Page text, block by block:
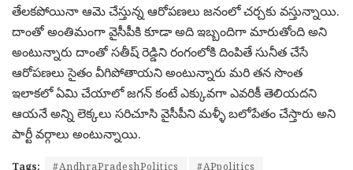
తేలకపోయినా ఆమె చేస్తున్న ఆరోపణలు జనంలో చర్చకు వస్తున్నాయి.
దాంతో అంతిమంగా వైసీపీకి కూడా అది ఇబ్బందిగా మారుతోంది అని
అంటున్నారు దాంతో సతీష్ రెడ్డిని రంగంలోకి దింపితే సునీత చేసే
ఆరోపణలు సైతం వీగిపోతాయని అంటున్నారు మరి తన సొంత
ఇలాకలో ఏమి చేయాలో జగన్ కంటే ఎక్కువగా ఎవరికీ తెలియదని
ఆయనే అన్ని లెక్కలు సరిచూసి వైసీపీని మళ్ళీ బలోపేతం చేస్తారు అని
పార్టీ వర్గాలు అంటున్నాయి.
Tags: #AndhraPradeshPolitics #APpolitics